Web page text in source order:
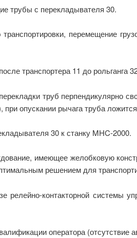
трубы с перекладывателя 30.
перемещение
транспортера 11 до рольганга
труб перпендикулярно
при опускании рычага труба
30 к станку MHC-2000.
имеющее желобковую
решением для
релейно-контакторной системы
оператора (отсутствие